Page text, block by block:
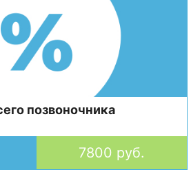
позвоночника
7800 руб.